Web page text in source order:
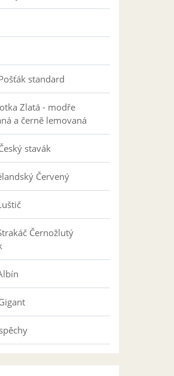
standard
Zlatá - modře
a černě lemovaná
stavák
Červený
Černožlutý